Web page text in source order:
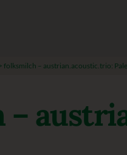
> folksmilch – austrian.acoustic.trio: